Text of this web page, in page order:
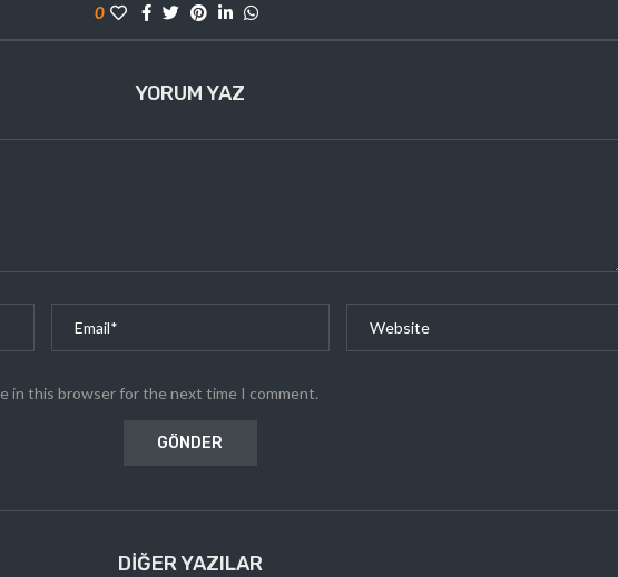
0
YORUM YAZ
in this browser for the next time I comment.
DIĞER YAZILAR